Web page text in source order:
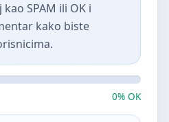
SPAM ili OK i
kako biste
0% OK